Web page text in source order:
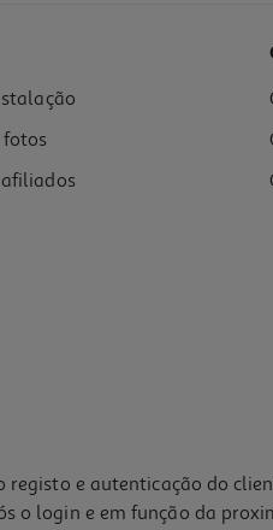
fotos
e autenticação do
o login e em função da